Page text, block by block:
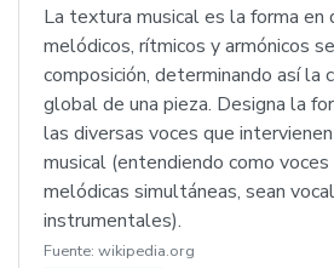
La textura musical es la forma
melódicos, rítmicos y armónicos
composición, determinando así la
global de una pieza. Designa la
las diversas voces que
musical (entendiendo como
melódicas simultáneas, sean
instrumentales).
Fuente: wikipedia.org